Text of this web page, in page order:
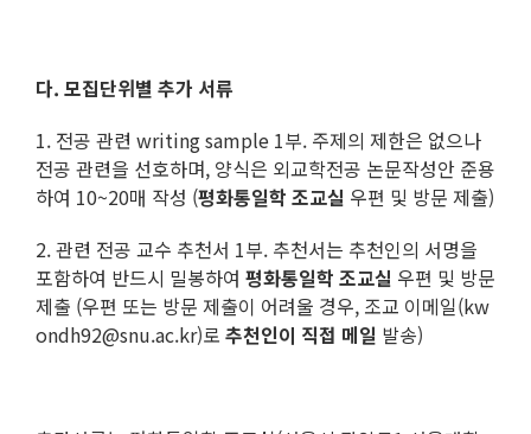
다. 모집단위별 추가 서류
1. 전공 관련 writing sample 1부. 주제의 제한은 없으나
전공 관련을 선호하며, 양식은 외교학전공 논문작성안 준용
하여 10~20매 작성 (평화통일학 조교실 우편 및 방문 제출)
2. 관련 전공 교수 추천서 1부. 추천서는 추천인의 서명을
포함하여 반드시 밀봉하여 평화통일학 조교실 우편 및 방문
제출 (우편 또는 방문 제출이 어려울 경우, 조교 이메일(kw
ondh92@snu.ac.kr)로 추천인이 직접 메일 발송)